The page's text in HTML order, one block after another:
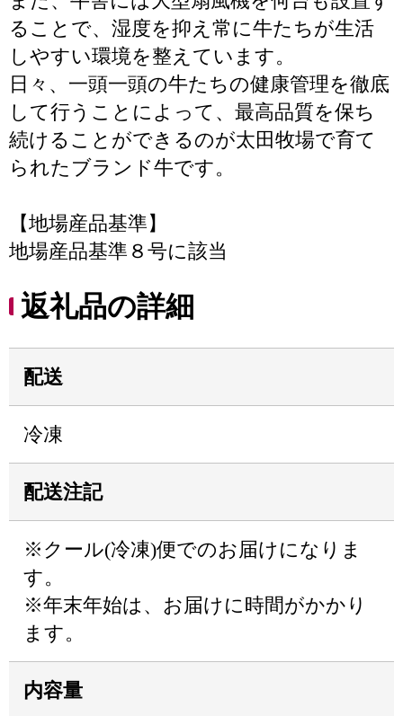
ることで、湿度を抑え常に牛たちが生活
しやすい環境を整えています。
日々、一頭一頭の牛たちの健康管理を徹底
して行うことによって、最高品質を保ち
続けることができるのが太田牧場で育て
られたブランド牛です。
【地場産品基準】
地場産品基準８号に該当
返礼品の詳細
配送
冷凍
配送注記
※クール(冷凍)便でのお届けになりま
す。
※年末年始は、お届けに時間がかかり
ます。
内容量